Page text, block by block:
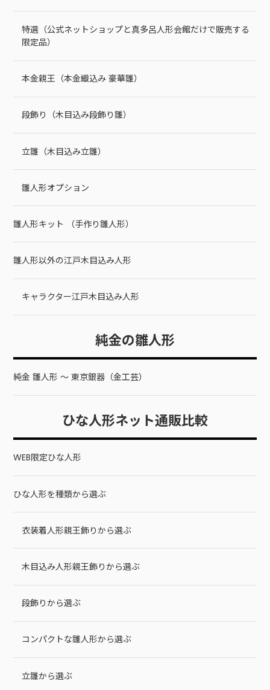
特選（公式ネットショップと真多呂人形会館だけで販売する
限定品）
本金親王（本金織込み 豪華雛）
段飾り（木目込み段飾り雛）
立雛（木目込み立雛）
雛人形オプション
雛人形キット （手作り雛人形）
雛人形以外の江戸木目込み人形
キャラクター江戸木目込み人形
純金の雛人形
純金 雛人形 ～ 東京銀器（金工芸）
ひな人形ネット通販比較
WEB限定ひな人形
ひな人形を種類から選ぶ
衣装着人形親王飾りから選ぶ
木目込み人形親王飾りから選ぶ
段飾りから選ぶ
コンパクトな雛人形から選ぶ
立雛から選ぶ